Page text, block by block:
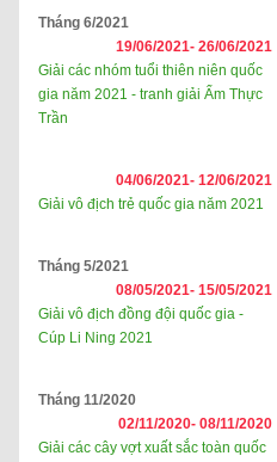
Tháng 6/2021
19/06/2021- 26/06/2021
Giải các nhóm tuổi thiên niên quốc
gia năm 2021 - tranh giải Ẩm Thực
Trần
04/06/2021- 12/06/2021
Giải vô địch trẻ quốc gia năm 2021
Tháng 5/2021
08/05/2021- 15/05/2021
Giải vô địch đồng đội quốc gia -
Cúp Li Ning 2021
Tháng 11/2020
02/11/2020- 08/11/2020
Giải các cây vợt xuất sắc toàn quốc